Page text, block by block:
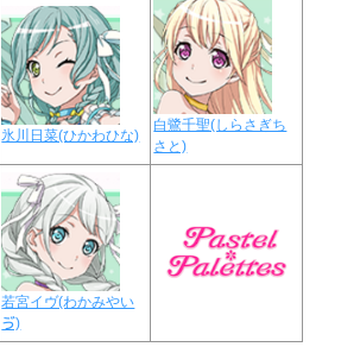
氷川日菜(ひかわひな)
白鷺千聖(しらさぎち
さと)
若宮イヴ(わかみやい
ゔ)